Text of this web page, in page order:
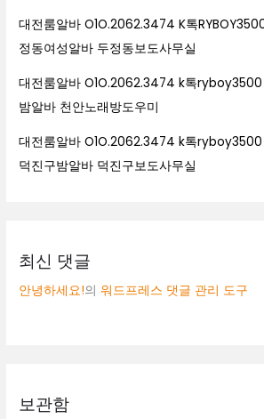
대전룸알바 O1O.2062.3474 K톡
정동여성알바 두정동보도사무실
대전룸알바 O1O.2062.3474 k톡
밤알바 천안노래방도우미
대전룸알바 O1O.2062.3474 k톡
덕진구밤알바 덕진구보도사무실
최신 댓글
안녕하세요!의워드프레스 댓글 관리 도구
보관함